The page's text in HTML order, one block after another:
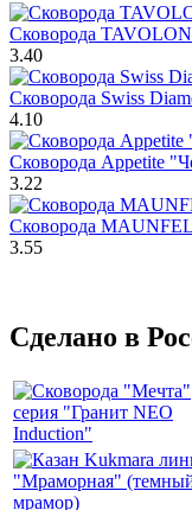
Сковорода
3.40
Сковорода Swiss
4.10
Сковорода Appetite
3.22
Сковорода
3.55
Сделано в